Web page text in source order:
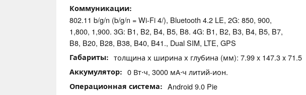
Коммуникации
802.11 b/g/n (b/g/n = Wi-Fi 4/), Bluetooth 4.2 LE, 2G: 850, 900,
1,800, 1,900. 3G: B1, B2, B4, B5, B8. 4G: B1, B2, B3, B4, B5, B7,
B8, B20, B28, B38, B40, B41., Dual SIM, LTE, GPS
Габариты толщина х ширина х глубина (мм): 7.99 x 147.3 x 71.5
Аккумулятор 0 Вт⋅ч, 3000 мА⋅ч литий-ион.
Операционная система Android 9.0 Pie